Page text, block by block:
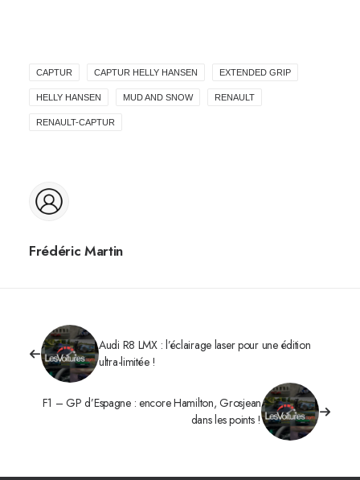
CAPTUR CAPTUR HELLY HANSEN EXTENDED GRIP
HELLY HANSEN MUD AND SNOW RENAULT
RENAULT-CAPTUR
Frédéric Martin
Audi R8 LMX : l’éclairage laser pour une édition
ultra-limitée !
F1 – GP d’Espagne : encore Hamilton, Grosjean
dans les points !